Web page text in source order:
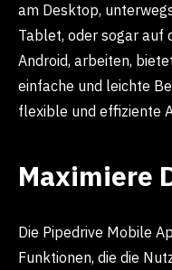
am Desktop,
Tablet, oder sogar auf
Android, arbeiten,
einfache und leichte
flexible und effiziente
Maximiere
Die Pipedrive Mobile
Funktionen, die die